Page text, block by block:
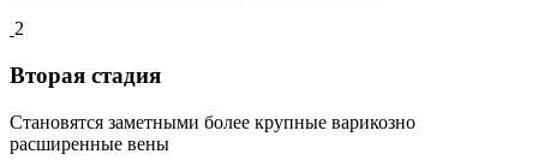
2
Вторая стадия
Становятся заметными более крупные варикозно
расширенные вены